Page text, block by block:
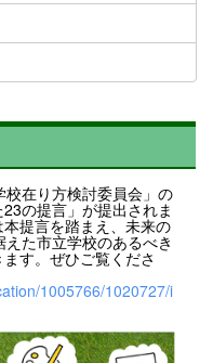
在り方検討委員会」の
の提言」が提出されま
提言を踏まえ、未来の
た市立学校のあるべき
す。ぜひご覧くださ
1005766/1020727/i